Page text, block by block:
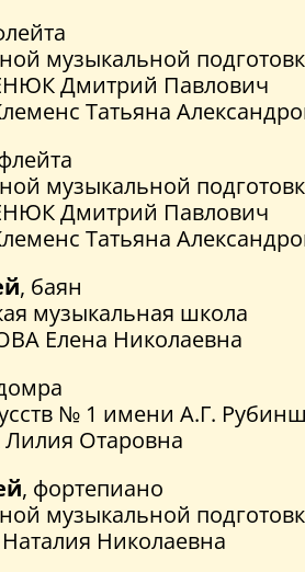
музыкальной
Дмитрий Павлович
Татьяна
музыкальной
Дмитрий Павлович
Татьяна
, баян
музыкальная школа
Елена Николаевна
№ 1 имени А.Г.
Отаровна
, фортепиано
музыкальной
Николаевна